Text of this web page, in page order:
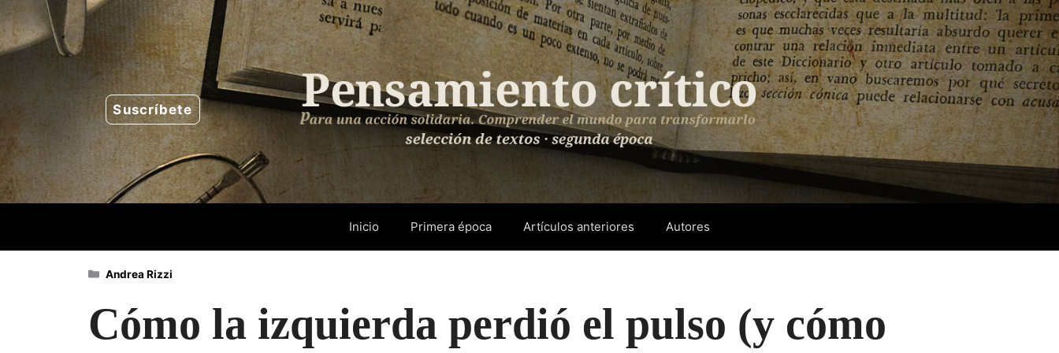
Saltar
al
contenido
Suscríbete
Inicio Primera época Artículos anteriores Autores
Cómo la izquierda perdió el pulso (y cómo
Categorías
Andrea Rizzi